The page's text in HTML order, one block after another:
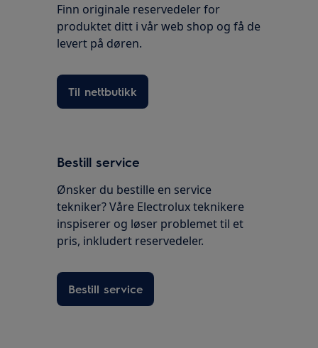
Finn originale reservedeler for
produktet ditt i vår web shop og få de
levert på døren.
Til nettbutikk
Bestill service
Ønsker du bestille en service
tekniker? Våre Electrolux teknikere
inspiserer og løser problemet til et
pris, inkludert reservedeler.
Bestill service